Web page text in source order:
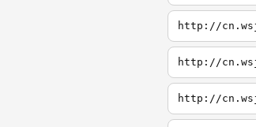
http://
http://
http://